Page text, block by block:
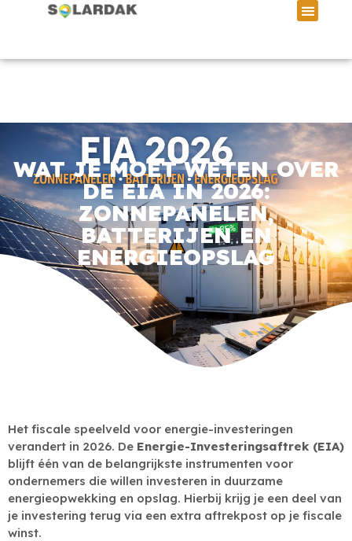
WAT JE MOET WETEN OVER
DE EIA IN 2026:
ZONNEPANELEN,
BATTERIJEN EN
ENERGIEOPSLAG
Het fiscale speelveld voor energie-investeringen
verandert in 2026. De Energie-Investeringsaftrek (EIA)
blijft één van de belangrijkste instrumenten voor
ondernemers die willen investeren in duurzame
energieopwekking en opslag. Hierbij krijg je een deel van
je investering terug via een extra aftrekpost op je fiscale
winst.